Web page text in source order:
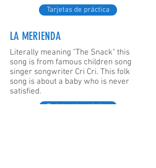
Tarjetas de práctica
LA MERIENDA
Literally meaning "The Snack" this
song is from famous children song
singer songwriter Cri Cri. This folk
song is about a baby who is never
satisfied.
Tarjetas de práctica